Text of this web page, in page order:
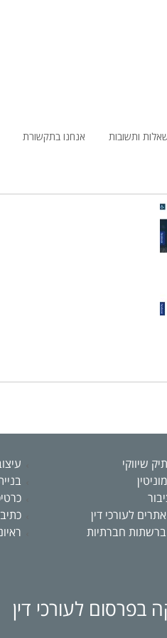
ותשובות אנחנו בתקשורת
שיווקי
לעורכי דין
ברשתות חברתיות
בפרסום לעורכי דין